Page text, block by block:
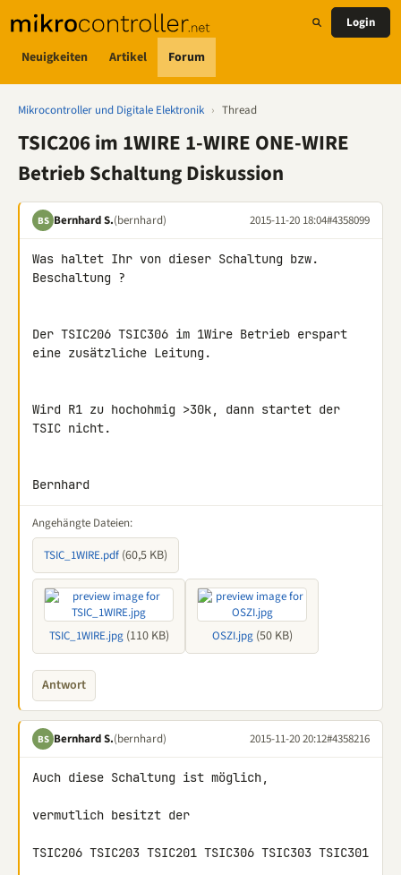
Neuigkeiten Artikel Forum
Login
Mikrocontroller und Digitale Elektronik › Thread
TSIC206 im 1WIRE 1-WIRE ONE-WIRE
Betrieb Schaltung Diskussion
BS Bernhard S.(bernhard) 2015-11-20 18:04#4358099
Was haltet Ihr von dieser Schaltung bzw.
Beschaltung ?
Der TSIC206 TSIC306 im 1Wire Betrieb erspart
eine zusätzliche Leitung.
Wird R1 zu hochohmig >30k, dann startet der
TSIC nicht.
Bernhard
Angehängte Dateien:
TSIC_1WIRE.pdf (60,5 KB)
TSIC_1WIRE.jpg(110 KB) OSZI.jpg(50 KB)
Antwort
BS Bernhard S.(bernhard) 2015-11-20 20:12#4358216
Auch diese Schaltung ist möglich,
vermutlich besitzt der
TSIC206 TSIC203 TSIC201 TSIC306 TSIC303 TSIC301